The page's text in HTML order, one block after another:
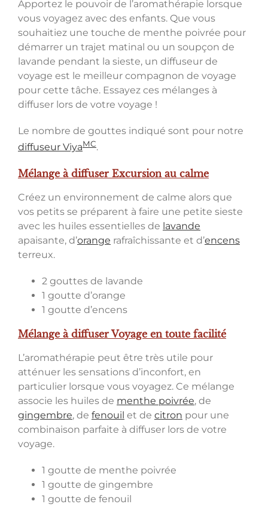
Apportez le pouvoir de l’aromathérapie lorsque
vous voyagez avec des enfants. Que vous
souhaitiez une touche de menthe poivrée pour
démarrer un trajet matinal ou un soupçon de
lavande pendant la sieste, un diffuseur de
voyage est le meilleur compagnon de voyage
pour cette tâche. Essayez ces mélanges à
diffuser lors de votre voyage !
Le nombre de gouttes indiqué sont pour notre
diffuseur ViyaMC.
Mélange à diffuser Excursion au calme
Créez un environnement de calme alors que
vos petits se préparent à faire une petite sieste
avec les huiles essentielles de lavande
apaisante, d’orange rafraîchissante et d’encens
terreux.
2 gouttes de lavande
1 goutte d’orange
1 goutte d’encens
Mélange à diffuser Voyage en toute facilité
L’aromathérapie peut être très utile pour
atténuer les sensations d’inconfort, en
particulier lorsque vous voyagez. Ce mélange
associe les huiles de menthe poivrée, de
gingembre, de fenouil et de citron pour une
combinaison parfaite à diffuser lors de votre
voyage.
1 goutte de menthe poivrée
1 goutte de gingembre
1 goutte de fenouil